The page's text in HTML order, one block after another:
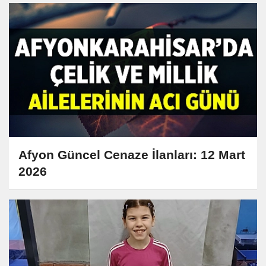
Afyon Güncel Cenaze İlanları: 12 Mart
2026